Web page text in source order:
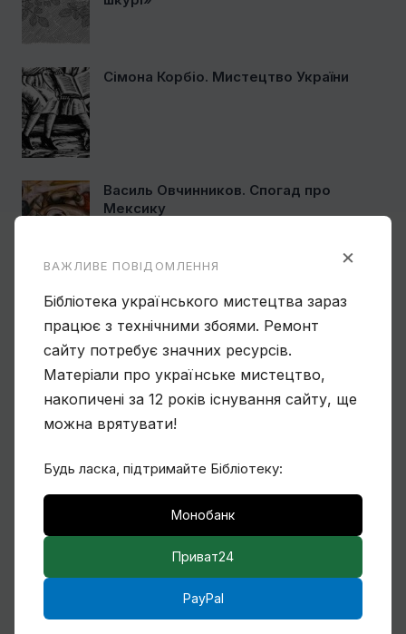
Сімона Корбіо. Мистецтво України
Василь Овчинников. Спогад про
Мексику
Ще один учень Нарбута і його
«Енеїда»
Чому Віктор Замирайло український
художник?
Михайла Сапожникова
×
ВАЖЛИВЕ ПОВІДОМЛЕННЯ
Бібліотека українського мистецтва зараз
працює з технічними збоями. Ремонт
сайту потребує значних ресурсів.
Матеріали про українське мистецтво,
накопичені за 12 років існування сайту, ще
можна врятувати!
Будь ласка, підтримайте Бібліотеку:
Монобанк
Приват24
PayPal